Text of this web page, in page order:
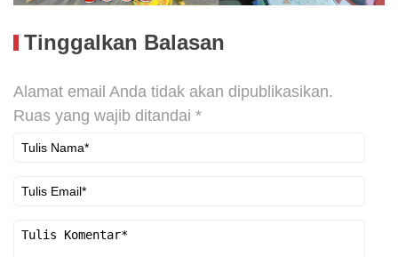
Tinggalkan Balasan
Alamat email Anda tidak akan dipublikasikan.
Ruas yang wajib ditandai *